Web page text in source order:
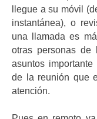
llegue a su móvil
instantánea), o
una llamada es
otras personas de
asuntos
de la reunión que
atención.